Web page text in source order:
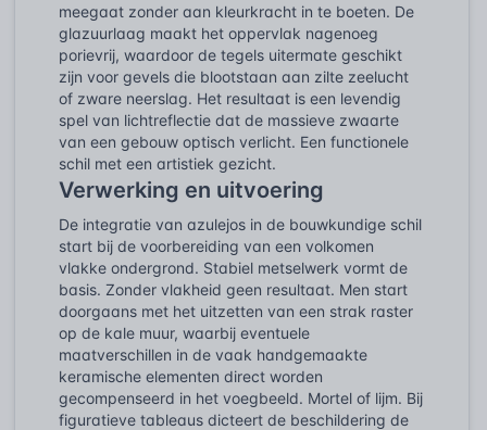
meegaat zonder aan kleurkracht in te boeten. De
glazuurlaag maakt het oppervlak nagenoeg
porievrij, waardoor de tegels uitermate geschikt
zijn voor gevels die blootstaan aan zilte zeelucht
of zware neerslag. Het resultaat is een levendig
spel van lichtreflectie dat de massieve zwaarte
van een gebouw optisch verlicht. Een functionele
schil met een artistiek gezicht.
Verwerking en uitvoering
De integratie van azulejos in de bouwkundige schil
start bij de voorbereiding van een volkomen
vlakke ondergrond. Stabiel metselwerk vormt de
basis. Zonder vlakheid geen resultaat. Men start
doorgaans met het uitzetten van een strak raster
op de kale muur, waarbij eventuele
maatverschillen in de vaak handgemaakte
keramische elementen direct worden
gecompenseerd in het voegbeeld. Mortel of lijm. Bij
figuratieve tableaus dicteert de beschildering de